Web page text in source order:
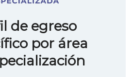
de egreso
por área